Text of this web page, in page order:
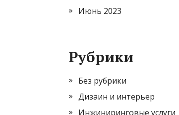
Июнь 2023
Рубрики
Без рубрики
Дизаин и интерьер
Инжиниринговые услуги